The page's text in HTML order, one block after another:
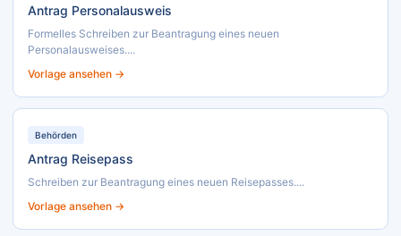
Antrag Personalausweis
Formelles Schreiben zur Beantragung eines neuen
Personalausweises....
Vorlage ansehen →
Behörden
Antrag Reisepass
Schreiben zur Beantragung eines neuen Reisepasses....
Vorlage ansehen →